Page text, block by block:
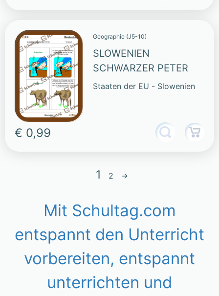
Geographie (J5-10)
SLOWENIEN
SCHWARZER PETER
Staaten der EU - Slowenien
€ 0,99
1 2 →
Mit Schultag.com
entspannt den Unterricht
vorbereiten, entspannt
unterrichten und